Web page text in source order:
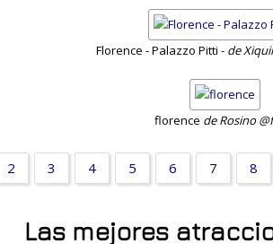
Florence - Palazzo Pitti - de
florence de Rosino
2 3 4 5 6 7 8
Las mejores